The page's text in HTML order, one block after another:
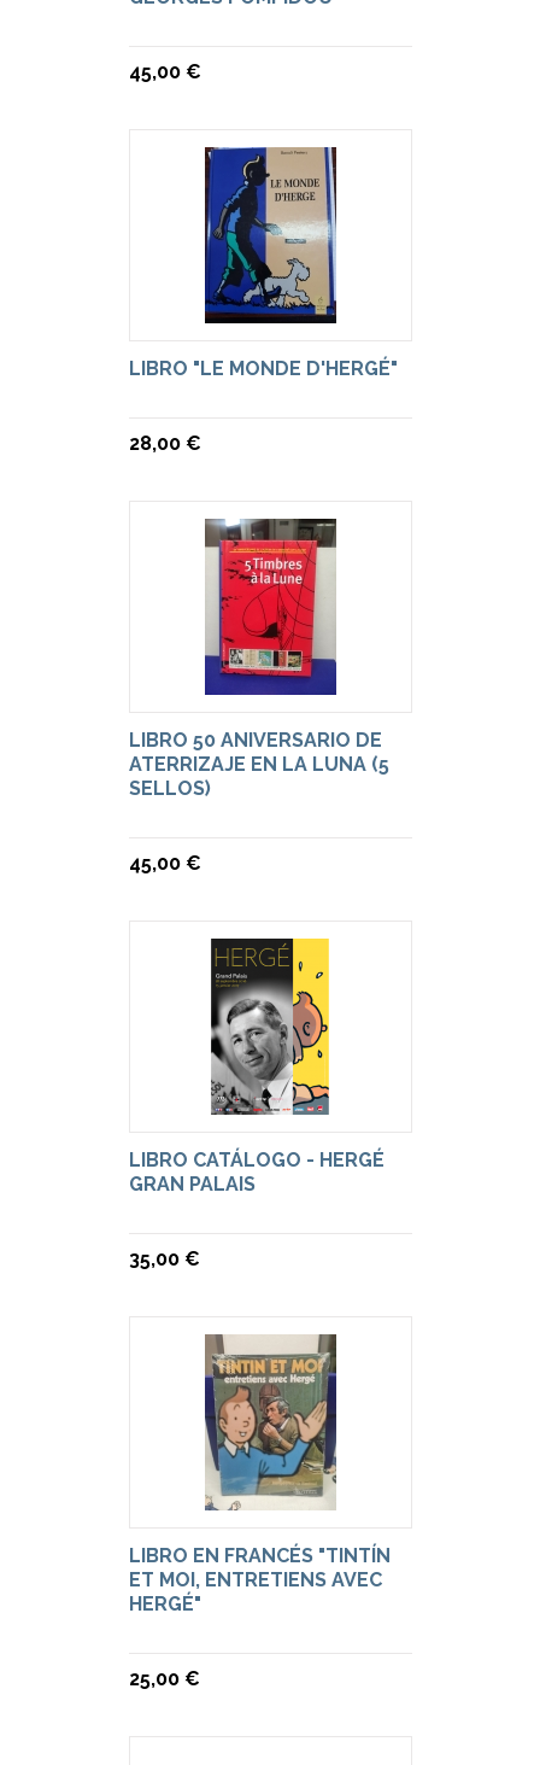
45,00 €
LIBRO "LE MONDE D'HERGÉ"
28,00 €
LIBRO 50 ANIVERSARIO DE
ATERRIZAJE EN LA LUNA (5
SELLOS)
45,00 €
LIBRO CATÁLOGO - HERGÉ
GRAN PALAIS
35,00 €
LIBRO EN FRANCÉS "TINTÍN
ET MOI, ENTRETIENS AVEC
HERGÉ"
25,00 €